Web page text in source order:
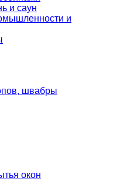
и саун
и
швабры
окон